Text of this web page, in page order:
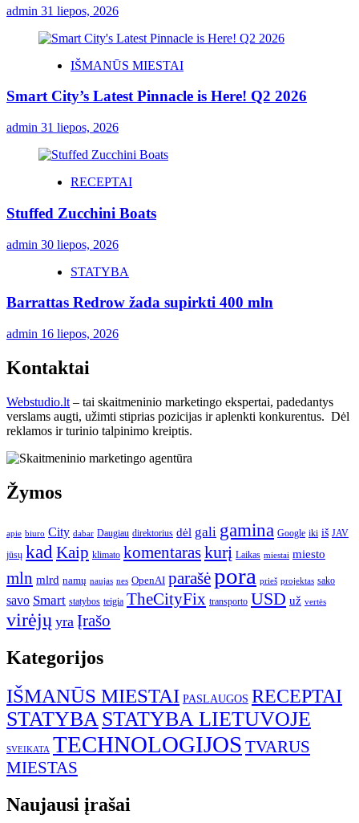
admin 31 liepos, 2026
IŠMANŪS MIESTAI
Smart City’s Latest Pinnacle is Here! Q2 2026
admin 31 liepos, 2026
RECEPTAI
Stuffed Zucchini Boats
admin 30 liepos, 2026
STATYBA
Barrattas Redrow žada supirkti 400 mln
admin 16 liepos, 2026
Kontaktai
Webstudio.lt – tai skaitmeninio marketingo ekspertai, padedantys
verslams augti, užimti stiprias pozicijas ir aplenkti konkurentus. Dėl
reklamos ir turinio talpinimo kreiptis.
Žymos
apie biuro City dabar Daugiau direktorius dėl gali gamina Google iki iš JAV
jūsų kad Kaip klimato komentaraskurį Laikas miestai miesto
mln mlrd namų naujas nes OpenAI parašėpora prieš projektas sako
savo Smart statybos teigia TheCityFix transporto USD už vertės
virėjų yra Įrašo
Kategorijos
IŠMANŪS MIESTAI PASLAUGOS RECEPTAI
STATYBASTATYBA LIETUVOJE
SVEIKATA TECHNOLOGIJOS TVARUS
MIESTAS
Naujausi įrašai